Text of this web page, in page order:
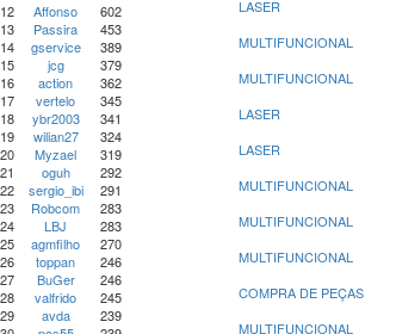
12
Affonso
602
13
Passira
453
14
gservice
389
15
jcg
379
16
action
362
17
vertelo
345
18
ybr2003
341
19
wilian27
324
20
Myzael
319
21
oguh
292
22
sergio_ibi
291
23
Robcom
283
24
LBJ
283
25
agmfilho
270
26
toppan
246
27
BuGer
246
28
valfrido
245
29
avda
239
LASER
MULTIFUNCIONAL
MULTIFUNCIONAL
LASER
LASER
MULTIFUNCIONAL
MULTIFUNCIONAL
MULTIFUNCIONAL
COMPRA DE PEÇAS
MULTIFUNCIONAL